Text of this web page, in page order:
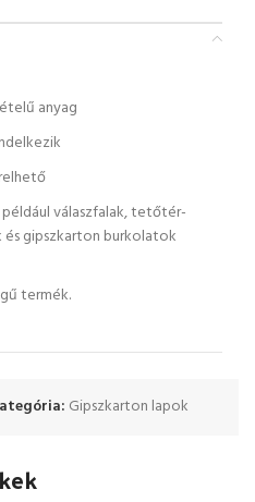
anyag
például válaszfalak, tetőtér-
gipszkarton burkolatok
termék.
Gipszkarton lapok